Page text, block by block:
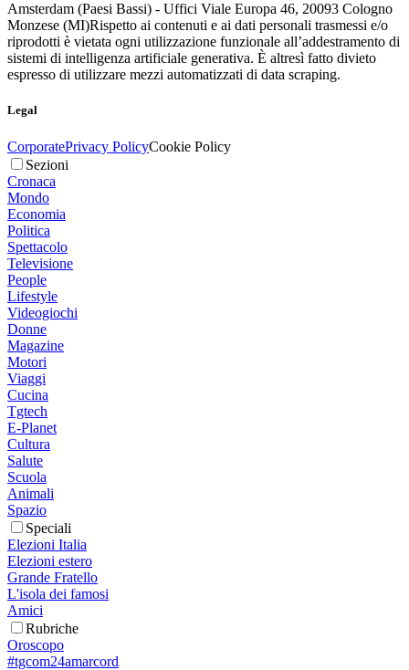
Amsterdam (Paesi Bassi) - Uffici Viale Europa 46, 20093 Cologno
Monzese (MI)Rispetto ai contenuti e ai dati personali trasmessi e/o
riprodotti è vietata ogni utilizzazione funzionale all’addestramento di
sistemi di intelligenza artificiale generativa. È altresì fatto divieto
espresso di utilizzare mezzi automatizzati di data scraping.
Legal
CorporatePrivacy PolicyCookie Policy
Sezioni
Cronaca
Mondo
Economia
Politica
Spettacolo
Televisione
People
Lifestyle
Videogiochi
Donne
Magazine
Motori
Viaggi
Cucina
Tgtech
E-Planet
Cultura
Salute
Scuola
Animali
Spazio
Speciali
Elezioni Italia
Elezioni estero
Grande Fratello
L'isola dei famosi
Amici
Rubriche
Oroscopo
#tgcom24amarcord